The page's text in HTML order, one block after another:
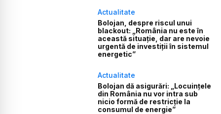
Actualitate
Bolojan, despre riscul unui
blackout: „România nu este în
această situație, dar are nevoie
urgentă de investiții în sistemul
energetic”
Actualitate
Bolojan dă asigurări: „Locuințele
din România nu vor intra sub
nicio formă de restricție la
consumul de energie”